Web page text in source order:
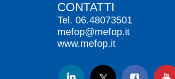
CONTATTI
Tel. 06.48073501
mefop@mefop.it
www.mefop.it